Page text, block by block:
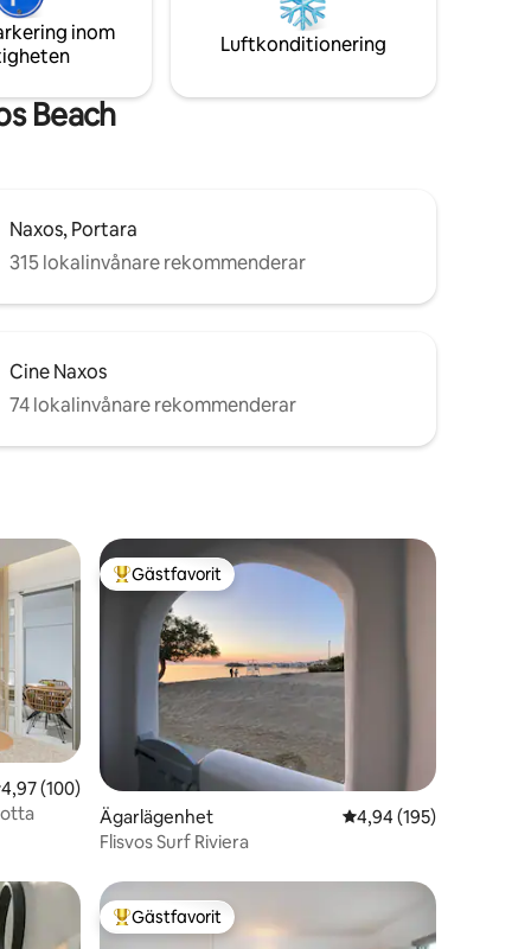
Det kan ges med ett gästrum som
rymmer en 2 personer.
inom
Luftkonditionering
Beach
Naxos, Portara
315 lokalinvånare rekommenderar
Cine Naxos
74 lokalinvånare rekommenderar
av 5 i genomsnittligt betyg, 100 omdömen
4,97 (100)
Populär gästfavorit
Gästfavorit
Ägarlägenhet 4,94 av 5 i
4,94 (195)
Flisvos Surf Riviera
Populär gästfavorit
Gästfavorit